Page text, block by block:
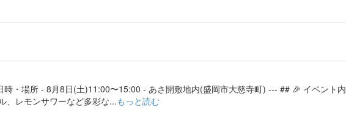
・場所 - 8月8日(土)11:00〜15:00 - あさ開敷地内(盛岡市大慈寺町) --- ## 🎉 イベント内
、レモンサワーなど多彩な...もっと読む